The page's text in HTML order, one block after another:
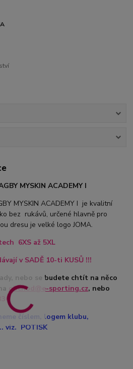
MYSKIN ACADEMY I
MYSKIN ACADEMY I je kvalitní
bez rukávů, určené hlavně pro
dresu je velké logo JOMA.
6XS až 5XL
v SADĚ 10-ti KUSŮ !!!
nebo se budete chtít na něco
obchod@e-sporting.cz, nebo
číslem, logem klubu,
viz. POTISK